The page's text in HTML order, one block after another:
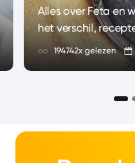
Alles over Feta en
het verschil,
194742x gelezen